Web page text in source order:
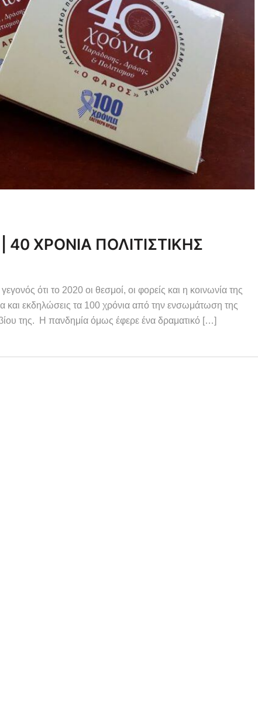
ΧΡΟΝΙΑ ΠΟΛΙΤΙΣΤΙΚΗΣ
ότι το 2020 οι θεσμοί, οι φορείς και η κοινωνία της
και εκδηλώσεις τα 100 χρόνια από την ενσωμάτωση της
της. Η πανδημία όμως έφερε ένα δραματικό […]